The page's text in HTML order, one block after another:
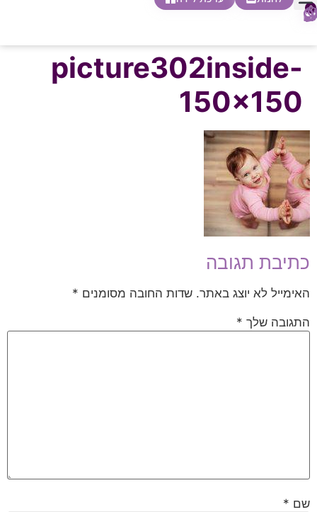
0
picture302inside-
150×150
כתיבת תגובה
האימייל לא יוצג באתר. שדות החובה מסומנים *
התגובה שלך *
שם *